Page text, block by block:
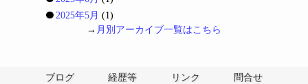
2025年5月 (1)
→ 月別アーカイブ一覧はこちら
ブログ 経歴等 リンク 問合せ